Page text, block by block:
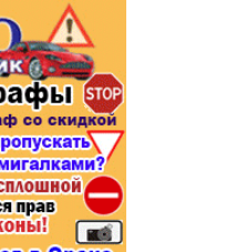
Телекоммуникации и связь
Торговля